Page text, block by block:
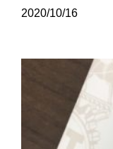
2020/10/16